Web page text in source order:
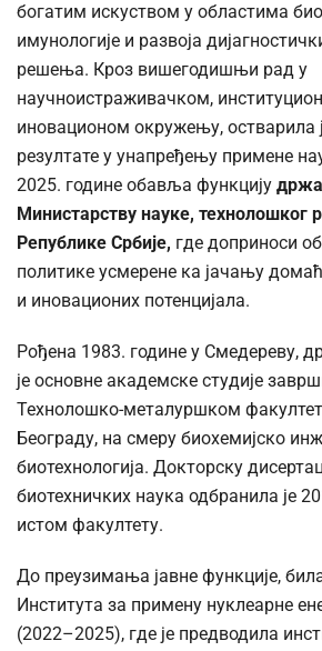
богатим искуством у областима
имунологије и развоја
решења. Кроз вишегодишњи рад у
научноистраживачком,
иновационом окружењу, остварила
резултате у унапређењу примене
2025. године обавља функцију
Министарству науке, технолошког
Републике Србије, где доприноси
политике усмерене ка јачању
и иновационих потенцијала.
Рођена 1983. године у Смедереву,
је основне академске студије
Технолошко-металуршком
Београду, на смеру биохемијско
биотехнологија. Докторску
биотехничких наука одбранила је
истом факултету.
До преузимања јавне функције,
Института за примену нуклеарне
(2022–2025), где је предводила